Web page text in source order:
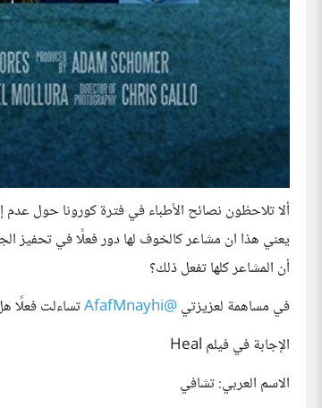
ألا تلاحظون نصائح الأطباء في فترة كورونا حول
يعني هذا ان مشاعر كالخوف لها دور فعلًا في تحفيز
أن المشاعر كلها تفعل ذلك؟
في مساهمة لعزيزتي@AfafMnayhi
تساءلت فعلًا
الإجابة في فيلم Heal
الاسم العربي: تشافي